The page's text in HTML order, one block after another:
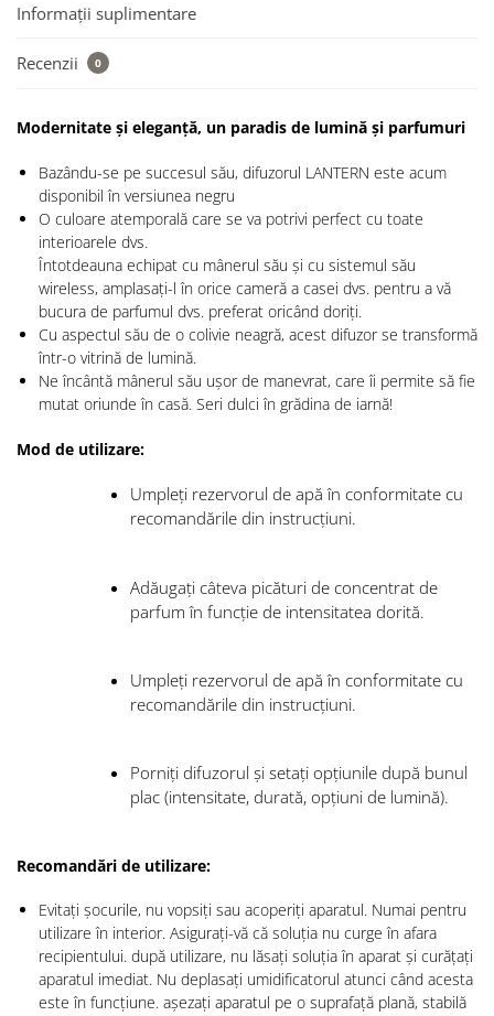
Informații suplimentare
Recenzii 0
Modernitate și eleganță, un paradis de lumină și parfumuri
Bazându-se pe succesul său, difuzorul LANTERN este acum
disponibil în versiunea negru
O culoare atemporală care se va potrivi perfect cu toate
interioarele dvs.
Întotdeauna echipat cu mânerul său și cu sistemul său
wireless, amplasați-l în orice cameră a casei dvs. pentru a vă
bucura de parfumul dvs. preferat oricând doriți.
Cu aspectul său de o colivie neagră, acest difuzor se transformă
într-o vitrină de lumină.
Ne încântă mânerul său ușor de manevrat, care îi permite să fie
mutat oriunde în casă. Seri dulci în grădina de iarnă!
Mod de utilizare:
Umpleți rezervorul de apă în conformitate cu
recomandările din instrucțiuni.
Adăugați câteva picături de concentrat de
parfum în funcție de intensitatea dorită.
Umpleți rezervorul de apă în conformitate cu
recomandările din instrucțiuni.
Porniți difuzorul și setați opțiunile după bunul
plac (intensitate, durată, opțiuni de lumină).
Recomandări de utilizare:
Evitați șocurile, nu vopsiți sau acoperiți aparatul. Numai pentru
utilizare în interior. Asigurați-vă că soluția nu curge în afara
recipientului. după utilizare, nu lăsați soluția în aparat și curățați
aparatul imediat. Nu deplasați umidificatorul atunci când acesta
este în funcțiune. așezați aparatul pe o suprafață plană, stabilă